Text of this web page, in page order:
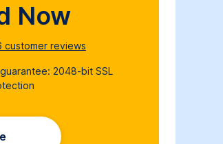
Now
customer reviews
2048-bit SSL